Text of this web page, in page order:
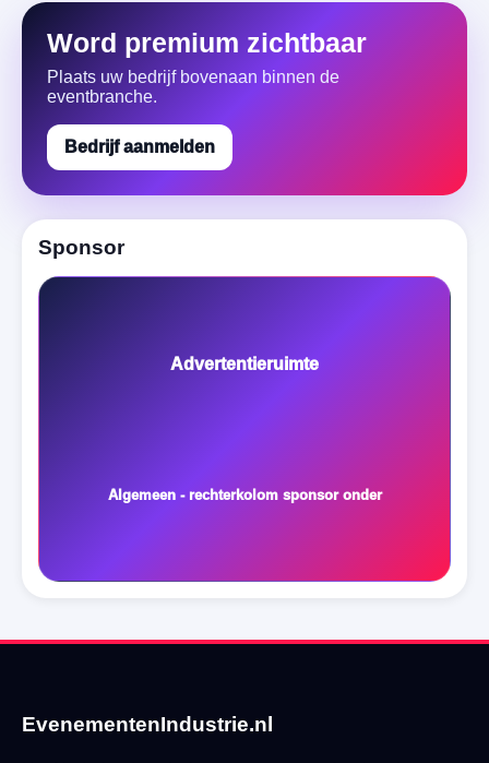
Word premium zichtbaar
Plaats uw bedrijf bovenaan binnen de
eventbranche.
Bedrijf aanmelden
Sponsor
Advertentieruimte
Algemeen - rechterkolom sponsor onder
EvenementenIndustrie.nl